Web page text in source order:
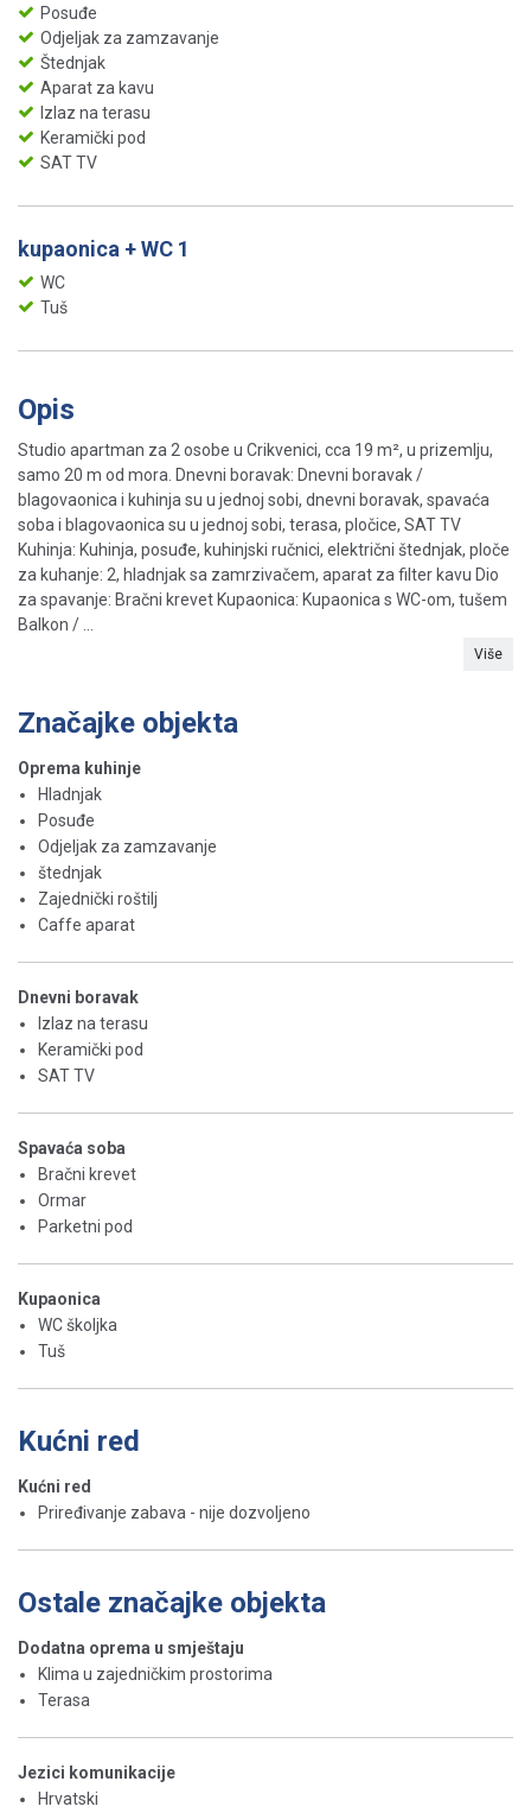
Posuđe
Odjeljak za zamzavanje
Štednjak
Aparat za kavu
Izlaz na terasu
Keramički pod
SAT TV
kupaonica + WC 1
WC
Tuš
Opis
Studio apartman za 2 osobe u Crikvenici, cca 19 m², u prizemlju,
samo 20 m od mora. Dnevni boravak: Dnevni boravak /
blagovaonica i kuhinja su u jednoj sobi, dnevni boravak, spavaća
soba i blagovaonica su u jednoj sobi, terasa, pločice, SAT TV
Kuhinja: Kuhinja, posuđe, kuhinjski ručnici, električni štednjak, ploče
za kuhanje: 2, hladnjak sa zamrzivačem, aparat za filter kavu Dio
za spavanje: Bračni krevet Kupaonica: Kupaonica s WC-om, tušem
Balkon / ...
Više
Značajke objekta
Oprema kuhinje
Hladnjak
Posuđe
Odjeljak za zamzavanje
štednjak
Zajednički roštilj
Caffe aparat
Dnevni boravak
Izlaz na terasu
Keramički pod
SAT TV
Spavaća soba
Bračni krevet
Ormar
Parketni pod
Kupaonica
WC školjka
Tuš
Kućni red
Kućni red
Priređivanje zabava - nije dozvoljeno
Ostale značajke objekta
Dodatna oprema u smještaju
Klima u zajedničkim prostorima
Terasa
Jezici komunikacije
Hrvatski